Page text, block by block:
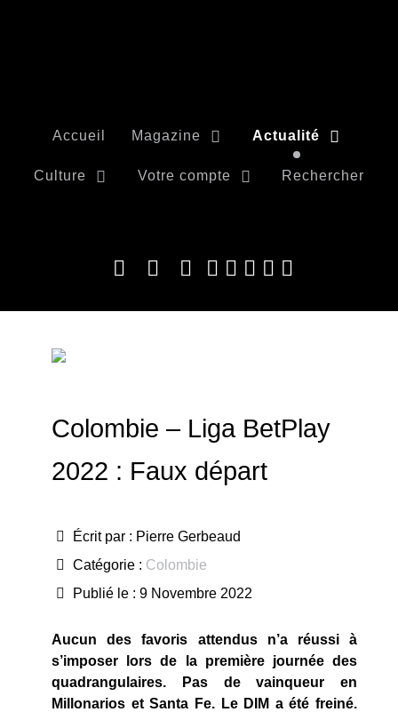
Accueil Magazine Actualité
Culture Votre compte Rechercher
Colombie – Liga BetPlay
2022 : Faux départ
Écrit par : Pierre Gerbeaud
Catégorie : Colombie
Publié le : 9 Novembre 2022
Aucun des favoris attendus n’a réussi à
s’imposer lors de la première journée des
quadrangulaires. Pas de vainqueur en
Millonarios et Santa Fe. Le DIM a été freiné.